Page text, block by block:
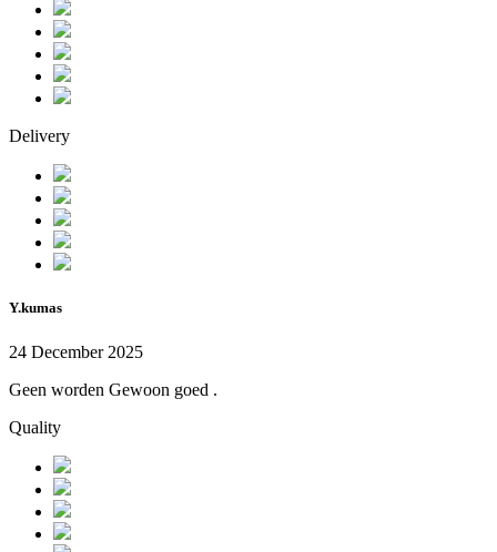
Delivery
Y.kumas
24 December 2025
Geen worden Gewoon goed .
Quality